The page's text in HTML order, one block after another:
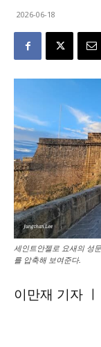
2026-06-18
세인트안젤로 요새의 성
를 압축해 보여준다.
이만재 기자